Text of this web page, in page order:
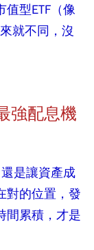
型ETF（像
就不同，沒
強配息機
是讓資產成
對的位置，發
間累積，才是